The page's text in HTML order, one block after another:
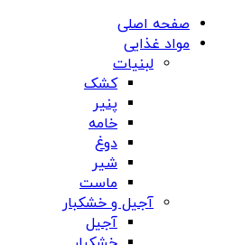
صفحه اصلی
مواد غذایی
لبنیات
کشک
پنیر
خامه
دوغ
شیر
ماست
آجیل و خشکبار
آجیل